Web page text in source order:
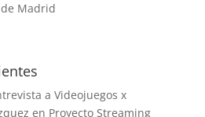
Madrid
a Videojuegos x
en Proyecto Streaming